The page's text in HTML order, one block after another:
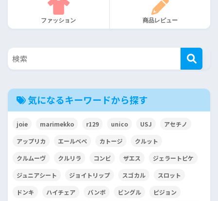
ファッション 商品レビュー
気になるキーワードから探す
joie marimekko r129 unico USJ アセチノ
アップリカ エールベベ カトージ クルット
クルムーヴ クルリラ コンビ ザエス ジェラートピケ
ジュニアシート ジョイトリップ スゴカル スロット
ドンキ ハイチェア バンボ ビングル ピジョン